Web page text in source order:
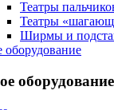
Театры
Театры
Ширмы и
оборудование
оборудование